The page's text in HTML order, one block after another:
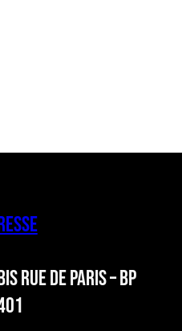
RUE DE PARIS – BP